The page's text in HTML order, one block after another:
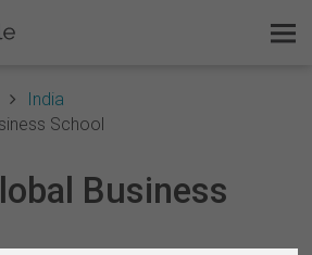
India
School
Business
Questo è SurveyCircle
Survey Ranking